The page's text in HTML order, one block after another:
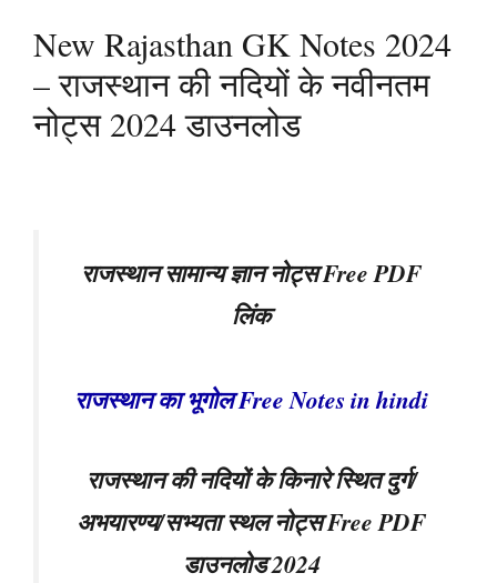
New Rajasthan GK Notes 2024
– राजस्थान की नदियों के नवीनतम
नोट्स 2024 डाउनलोड
राजस्थान सामान्य ज्ञान नोट्स Free PDF
लिंक
राजस्थान का भूगोल Free Notes in hindi
राजस्थान की नदियों के किनारे स्थित दुर्ग/
अभयारण्य/सभ्यता स्थल नोट्स Free PDF
डाउनलोड 2024